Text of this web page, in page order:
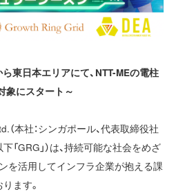
ら東日本エリアにて、NTT-MEの電柱
象にスタート～
本社：シンガポール、代表取締役社
下「GRG」）は、持続可能な社会をめざ
を活用してインフラ企業が抱える課
ます。